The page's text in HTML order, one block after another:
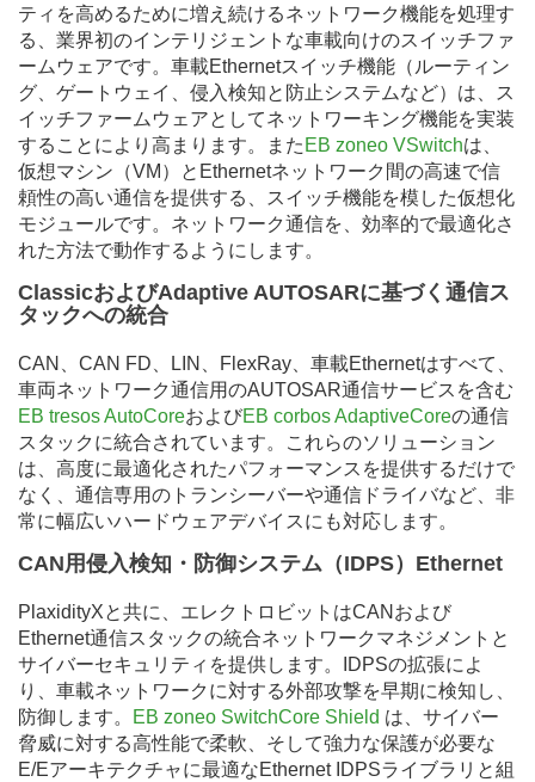
ティを高めるために増え続けるネットワーク機能を処理す
る、業界初のインテリジェントな車載向けのスイッチファ
ームウェアです。車載Ethernetスイッチ機能（ルーティン
グ、ゲートウェイ、侵入検知と防止システムなど）は、ス
イッチファームウェアとしてネットワーキング機能を実装
することにより高まります。また EB zoneo VSwitchは、
仮想マシン（VM）とEthernetネットワーク間の高速で信
頼性の高い通信を提供する、スイッチ機能を模した仮想化
モジュールです。ネットワーク通信を、効率的で最適化さ
れた方法で動作するようにします。
ClassicおよびAdaptive AUTOSARに基づく通信ス
タックへの統合
CAN、CAN FD、LIN、FlexRay、車載Ethernetはすべて、
車両ネットワーク通信用のAUTOSAR通信サービスを含む
EB tresos AutoCoreおよびEB corbos AdaptiveCoreの通信
スタックに統合されています。これらのソリューション
は、高度に最適化されたパフォーマンスを提供するだけで
なく、通信専用のトランシーバーや通信ドライバなど、非
常に幅広いハードウェアデバイスにも対応します。
CAN用侵入検知・防御システム（IDPS）Ethernet
PlaxidityXと共に、エレクトロビットはCANおよび
Ethernet通信スタックの統合ネットワークマネジメントと
サイバーセキュリティを提供します。IDPSの拡張によ
り、車載ネットワークに対する外部攻撃を早期に検知し、
防御します。
EB zoneo SwitchCore Shield は、サイバー
脅威に対する高性能で柔軟、そして強力な保護が必要な
E/Eアーキテクチャに最適なEthernet IDPSライブラリと組